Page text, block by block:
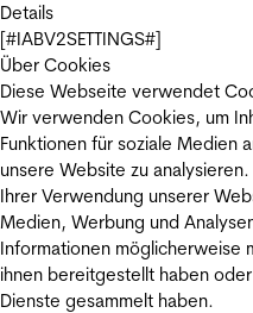
Details
[#IABV2SETTINGS#]
Über Cookies
Diese Webseite verwendet
Wir verwenden Cookies, um
Funktionen für soziale Medien
unsere Website zu
Ihrer Verwendung unserer
Medien, Werbung und
Informationen möglicherweise
ihnen bereitgestellt haben
Dienste gesammelt haben.